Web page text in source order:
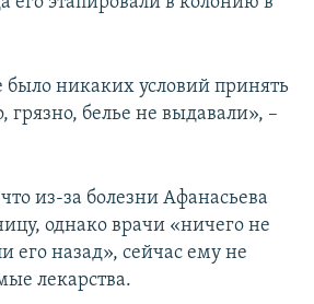
было никаких условий принять
грязно, белье не выдавали», –
из-за болезни Афанасьева
однако врачи «ничего не
его назад», сейчас ему не
лекарства.